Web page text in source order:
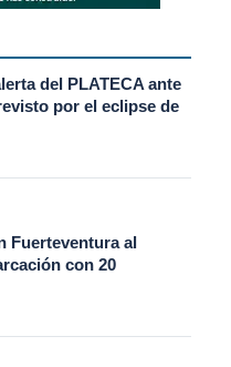
del PLATECA ante
por el eclipse de
Fuerteventura al
con 20